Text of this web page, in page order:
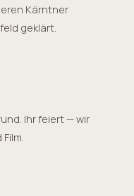
Kärntner
geklärt.
Ihr feiert — wir